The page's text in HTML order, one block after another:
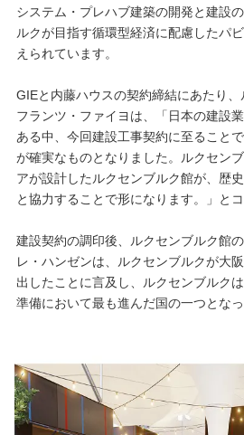
システム・プレハブ建築の開発と建設
ルクが目指す循環型経済に配慮したパ
えられています。
GIEと内藤ハウスの契約締結にあたり
フランツ・ファイヨは、「日本の建設
ある中、今回建設工事契約に至ること
が確実なものとなりました。ルクセン
アが設計したルクセンブルク館が、歴
と協力することで形になります。」とコ
建設契約の調印後、ルクセンブルク館
レ・ハンゼンは、ルクセンブルクが大
出したことに言及し、ルクセンブルク
準備において最も進んだ国の一つとな